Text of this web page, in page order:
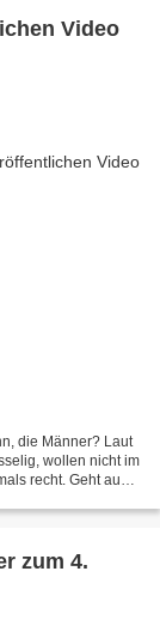
Video
die Männer? Laut
wollen nicht im
recht. Geht auch
zum 4.